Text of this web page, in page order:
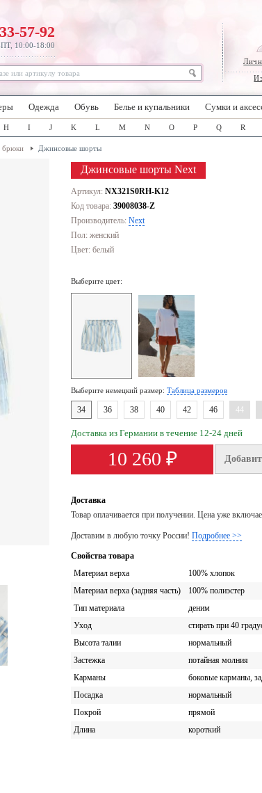
57-92
10:00-18:00
Одежда Обувь Белье и купальники Сумки и
H I J K L M N O P Q R
брюки Джинсовые шорты
Джинсовые шорты Next
Артикул: NX321S0RH-K12
Код товара: 39008038-Z
Производитель: Next
Пол: женский
Цвет: белый
Выберите цвет:
Выберите немецкий размер: Таблица размеров
34 36 38 40 42 46 44
Доставка из Германии в течение 12-24 дней
10 260 ₽
Доставка
Товар оплачивается при получении. Цена уже
Доставим в любую точку России! Подробнее >>
Свойства товара
Материал верха
100% хлопок
Материал верха (задняя часть)
100% полиэстер
Тип материала
деним
Уход
стирать при 40
Высота талии
нормальный
Застежка
потайная молния
Карманы
боковые карманы,
Посадка
нормальный
Покрой
прямой
Длина
короткий